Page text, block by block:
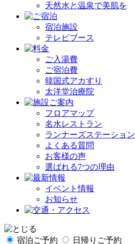
天然水と温泉で美肌を
宿泊施設
テレビブース
ご入湯費
ご宿泊費
韓国式アカすり
太洋堂治療院
フロアマップ
名水レストラン
ランナーズステーション
よくある質問
お客様の声
選ばれる7つの理由
イベント情報
お知らせ
宿泊ご予約
日帰りご予約